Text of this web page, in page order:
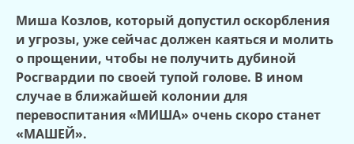
Миша Козлов, который допустил оскорбления
и угрозы, уже сейчас должен каяться и молить
о прощении, чтобы не получить дубиной
Росгвардии по своей тупой голове. В ином
случае в ближайшей колонии для
перевоспитания «МИША» очень скоро станет
«МАШЕЙ».